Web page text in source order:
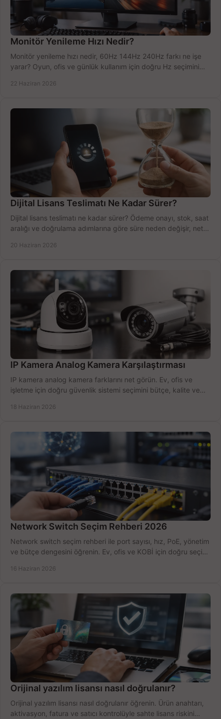
Monitör Yenileme Hızı Nedir?
Monitör yenileme hızı nedir, 60Hz 144Hz 240Hz farkı ne işe
yarar? Oyun, ofis ve günlük kullanım için doğru Hz seçimini
22 Haziran 2026
Dijital Lisans Teslimatı Ne Kadar Sürer?
Dijital lisans teslimatı ne kadar sürer? Ödeme onayı, stok, saat
aralığı ve doğrulama adımlarına göre süre neden değişir, net
20 Haziran 2026
IP Kamera Analog Kamera Karşılaştırması
IP kamera analog kamera farklarını net görün. Ev, ofis ve
işletme için doğru güvenlik sistemi seçimini bütçe, kalite ve
18 Haziran 2026
Network Switch Seçim Rehberi 2026
Network switch seçim rehberi ile port sayısı, hız, PoE, yönetim
ve bütçe dengesini öğrenin. Ev, ofis ve KOBİ için doğru seçimi
16 Haziran 2026
Orijinal yazılım lisansı nasıl doğrulanır?
Orijinal yazılım lisansı nasıl doğrulanır öğrenin. Ürün anahtarı,
aktivasyon, fatura ve satıcı kontrolüyle sahte lisans riskini